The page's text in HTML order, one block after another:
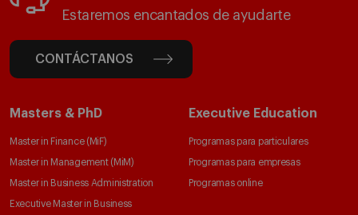
Estaremos encantados de ayudarte
CONTÁCTANOS
Masters & PhD
Master in Finance (MiF)
Master in Management (MiM)
Master in Business Administration
Executive Master in Business
Executive Education
Programas para particulares
Programas para empresas
Programas online